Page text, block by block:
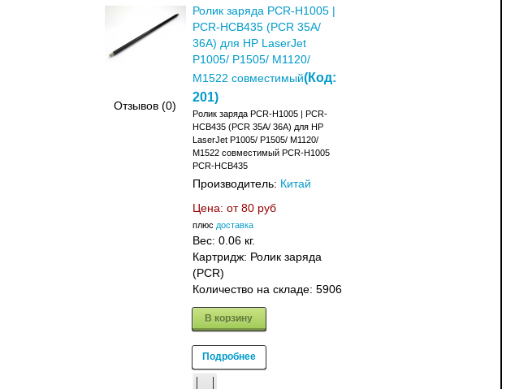
Отзывов (0)
Ролик заряда PCR-H1005 |
PCR-HCB435 (PCR 35A/
36A) для HP LaserJet
P1005/ P1505/ M1120/
M1522 совместимый(Код:
201)
Ролик заряда PCR-H1005 | PCR-
HCB435 (PCR 35A/ 36A) для HP
LaserJet P1005/ P1505/ M1120/
M1522 совместимый PCR-H1005
PCR-HCB435
Производитель: Китай
Цена: от 80 руб
плюс доставка
Вес: 0.06 кг.
Картридж: Ролик заряда
(PCR)
Количество на складе: 5906
В корзину
Подробнее